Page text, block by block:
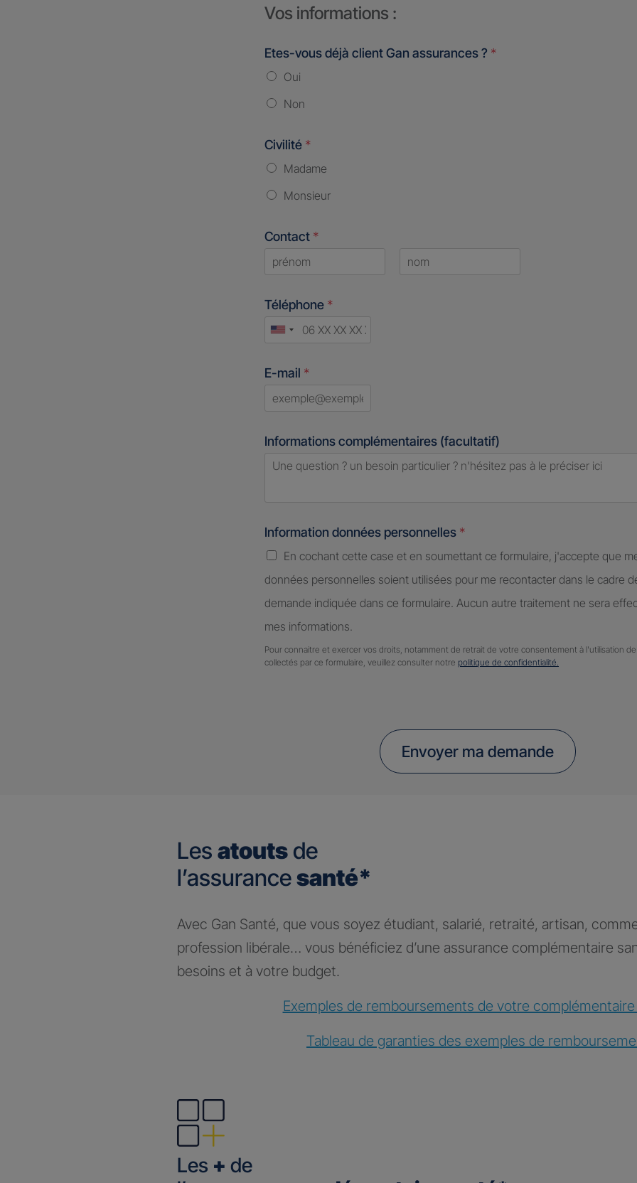
Vos informations :
Etes-vous déjà client Gan assurances ? *
Oui
Non
Civilité *
Madame
Monsieur
Contact *
Téléphone *
United
E-mail *
Informations complémentaires (facultatif)
Information données personnelles *
En cochant cette case et en soumettant ce formulaire, j'accepte que
données personnelles soient utilisées pour me recontacter dans le cadre
demande indiquée dans ce formulaire. Aucun autre traitement ne sera
mes informations.
Pour connaitre et exercer vos droits, notamment de retrait de votre consentement à l'utilisation
collectés par ce formulaire, veuillez consulter notre politique de confidentialité.
Envoyer ma demande
Les atoutsde
l’assurancesanté*
Avec Gan Santé, que vous soyez étudiant, salarié, retraité, artisan,
profession libérale… vous bénéficiez d’une assurance complémentaire
besoins et à votre budget.
Exemples de remboursements de votre
Tableau de garanties des exemples de
Les + de